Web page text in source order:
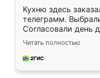
Кухню здесь
телеграмм.
Согласовали день
недели кухня была
довольны работой.
мебель за
Читать полностью